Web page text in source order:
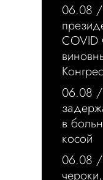
06.08 /
COVID
06.08 /
в
косой
06.08 /